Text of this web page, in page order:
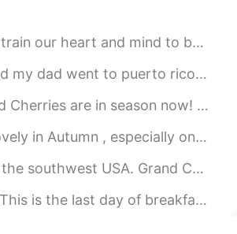
😃我喜欢随便花🌸
2021.05.20 06:51
的看法。很多人说得很漂亮。我快
没办法回复每个人的消息。我上
mind to be strong and become a great person and think for everyone...
rico to spend time with my father family , now i feel lonely bec...
now! Every year around this time the cherry and peach farms op...
on a sunny day . We had gorgeous weather on Monday ! It ...
Grand Canyon, Palo Duro Canyon, Petrified Forest, Painted Desert,...
of breakfast training at my workplace until Sunday.. We practi...